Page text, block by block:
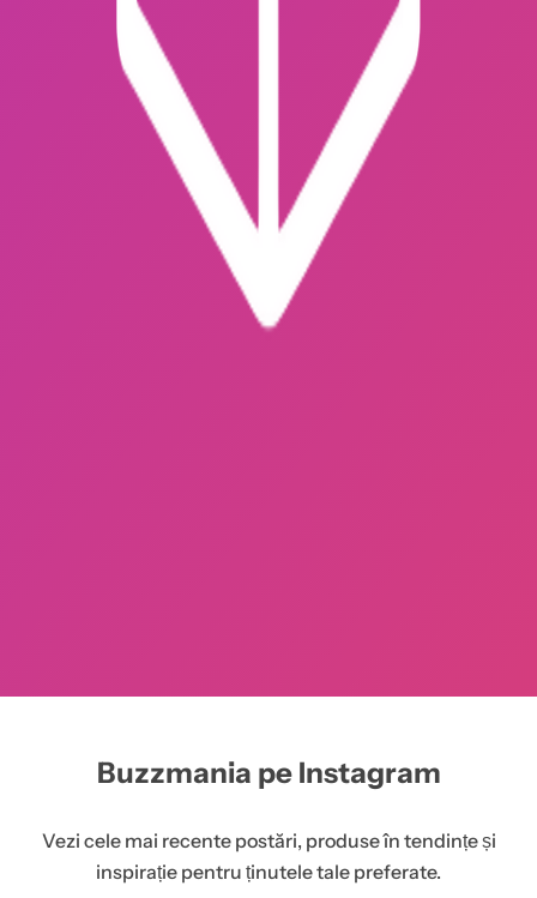
Buzzmania pe Instagram
Vezi cele mai recente postări, produse în tendințe și
inspirație pentru ținutele tale preferate.